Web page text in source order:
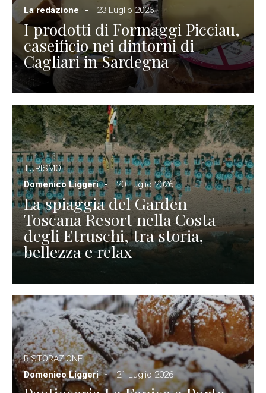
La redazione
23 Luglio 2026
I prodotti di Formaggi Picciau,
caseificio nei dintorni di
Cagliari in Sardegna
TURISMO
Domenico Liggeri
20 Luglio 2026
La spiaggia del Garden
Toscana Resort nella Costa
degli Etruschi, tra storia,
bellezza e relax
RISTORAZIONE
Domenico Liggeri
21 Luglio 2026